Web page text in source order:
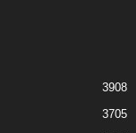
3908
3705